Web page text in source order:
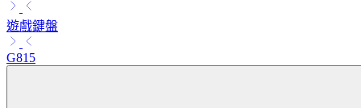
遊戲鍵盤
G815